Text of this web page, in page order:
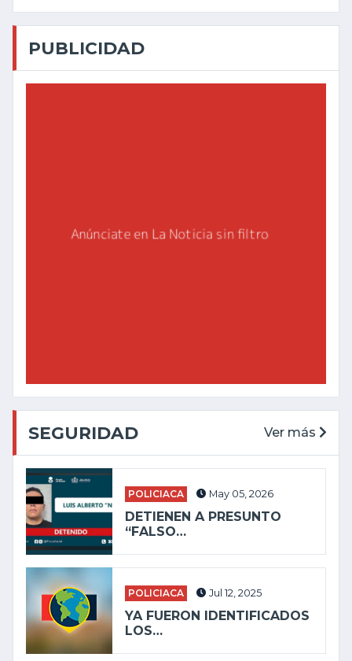
PUBLICIDAD
SEGURIDAD Ver más
POLICIACA May 05, 2026
DETIENEN A PRESUNTO
“FALSO…
POLICIACA Jul 12, 2025
YA FUERON IDENTIFICADOS
LOS…